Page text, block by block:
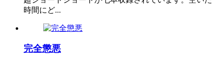
時間にど...
完全懲悪